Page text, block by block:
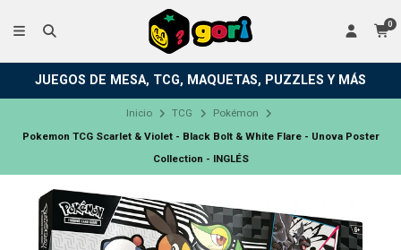
0
JUEGOS DE MESA, TCG, MAQUETAS, PUZZLES Y MÁS
Inicio TCG
Pokémon
Pokemon TCG Scarlet & Violet - Black Bolt & White Flare - Unova Poster
Collection - INGLÉS